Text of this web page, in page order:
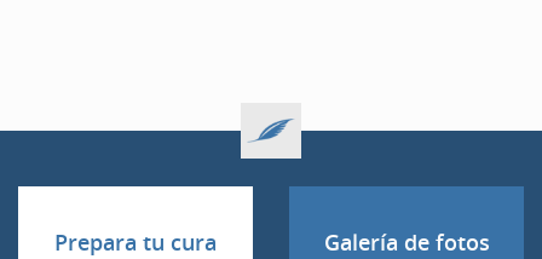
Prepara tu cura Galería de fotos